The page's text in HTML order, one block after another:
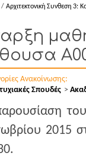
/ Αρχιτεκτονική Συνθεση 3:
Ανακοίνωσης:
Σπουδές
2015